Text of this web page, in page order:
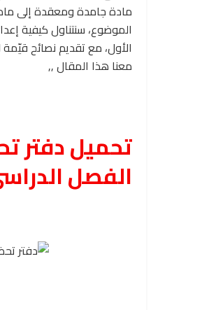
مادة جامدة ومعقدة إلى
الموضوع، سنتناول كيفية
الأول، مع تقديم نصائح
معنا هذا المقال ,,
تحميل دفتر
الفصل الدراسي